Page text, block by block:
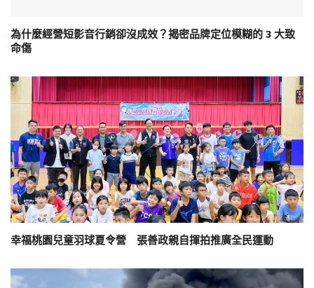
為什麼經營短影音行銷卻沒成效？揭密品牌定位模糊的 3 大致
命傷
幸福桃園兒童羽球夏令營 張善政親自揮拍推廣全民運動